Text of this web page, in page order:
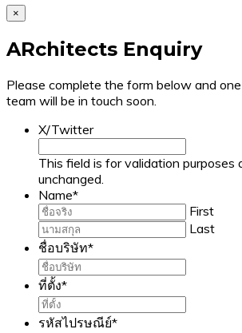
×
ARchitects Enquiry
Please complete the form below and
team will be in touch soon.
X/Twitter
This field is for validation purposes
unchanged.
Name*
First
Last
ชื่อบริษัท*
ที่ตั้ง*
รหัสไปรษณีย์*